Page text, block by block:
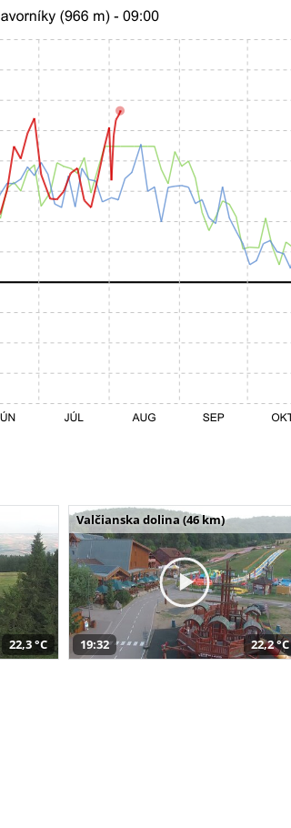
22,3 °C
Valčianska dolina (46 km)
19:32 22,2 °C